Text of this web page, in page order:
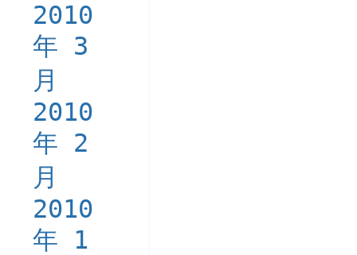
2010
年 3
月
2010
年 2
月
2010
年 1